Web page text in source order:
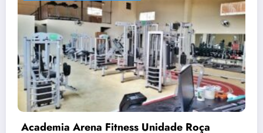
Academia Arena Fitness Unidade Roça